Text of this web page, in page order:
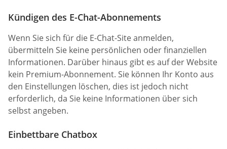
Kündigen des E-Chat-Abonnements
Wenn Sie sich für die E-Chat-Site anmelden,
übermitteln Sie keine persönlichen oder finanziellen
Informationen. Darüber hinaus gibt es auf der Website
kein Premium-Abonnement. Sie können Ihr Konto aus
den Einstellungen löschen, dies ist jedoch nicht
erforderlich, da Sie keine Informationen über sich
selbst angeben.
Einbettbare Chatbox